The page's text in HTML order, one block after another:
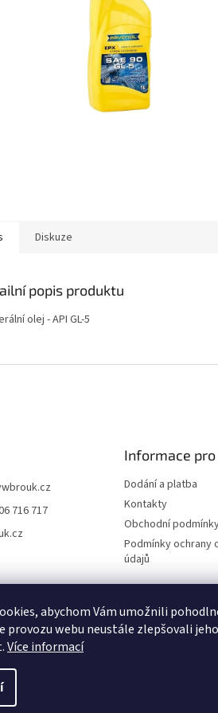
abychom Vám umožnili
provozu webu neustále zlepšovali
Více informací
Diskuze
popis produktu
olej - API GL-5
716 717
Informace
Dodání a platba
Kontakty
Obchodní
Podmínky ochrany
údajů